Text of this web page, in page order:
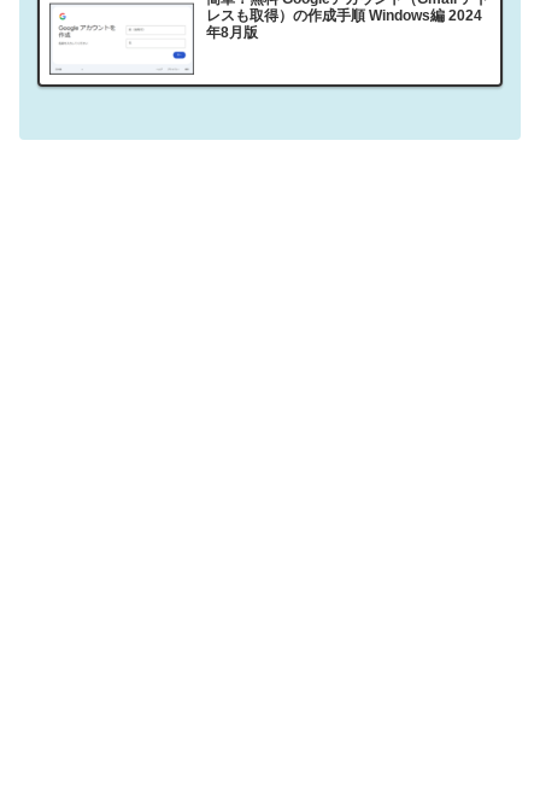
レスも取得）の作成手順 Windows編 2024
年8月版